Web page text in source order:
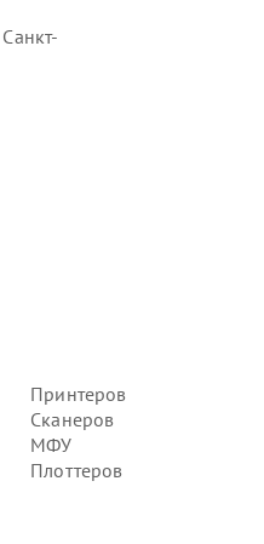
Принтеров
Сканеров
МФУ
Плоттеров
Санкт-